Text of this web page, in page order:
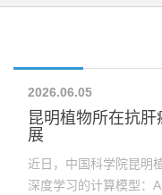
2026.06.05
昆明植物所在抗
展
近日，中国科学院昆明
深度学习的计算模型：